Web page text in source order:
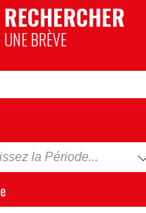
RECHERCHER
UNE BRÈVE